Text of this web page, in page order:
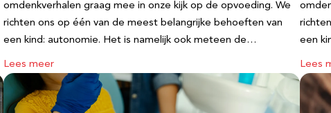
omdenkverhalen graag mee in onze kijk op de opvoeding. We
richten ons op één van de meest belangrijke behoeften van
een kind: autonomie. Het is namelijk ook meteen de…
Lees meer
een
Lees